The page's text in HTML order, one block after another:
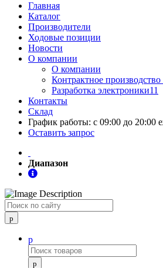
Главная
Каталог
Производители
Ходовые позиции
Новости
О компании
О компании
Контрактное производство
Разработка электроники11
Контакты
Склад
График работы: с 09:00 до 20:00
Оставить запрос
Диапазон
Поиск